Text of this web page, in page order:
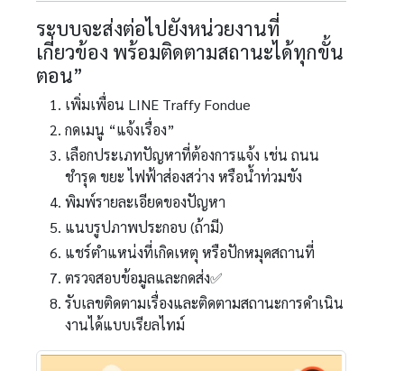
ระบบจะส่งต่อไปยังหน่วยงานที่
เกี่ยวข้อง พร้อมติดตามสถานะได้ทุกขั้น
ตอน”
เพิ่มเพื่อน LINE Traffy Fondue
กดเมนู “แจ้งเรื่อง”
เลือกประเภทปัญหาที่ต้องการแจ้ง เช่น ถนน
ชำรุด ขยะ ไฟฟ้าส่องสว่าง หรือน้ำท่วมขัง
พิมพ์รายละเอียดของปัญหา
แนบรูปภาพประกอบ (ถ้ามี)
แชร์ตำแหน่งที่เกิดเหตุ หรือปักหมุดสถานที่
ตรวจสอบข้อมูลและกดส่ง✅
รับเลขติดตามเรื่องและติดตามสถานะการดำเนิน
งานได้แบบเรียลไทม์